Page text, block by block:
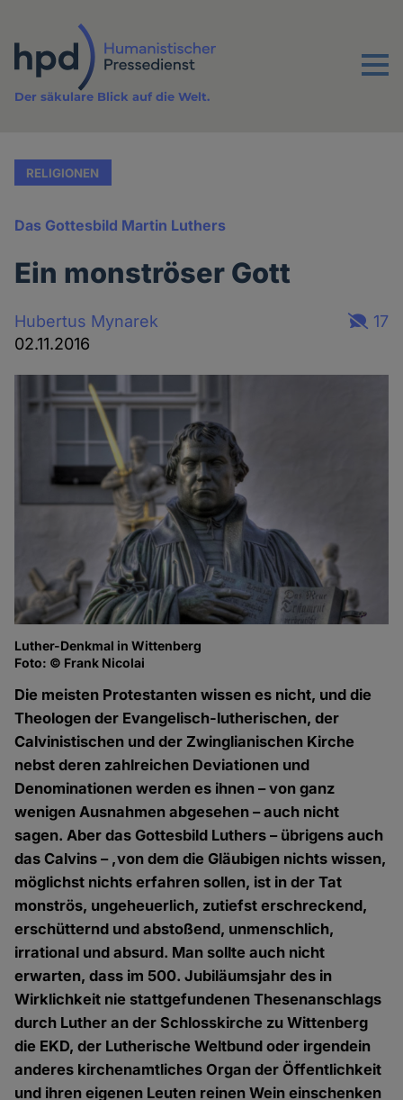
Inhalt
Menu
Der säkulare Blick auf die Welt.
RELIGIONEN
Das Gottesbild Martin Luthers
Ein monströser Gott
Hubertus Mynarek
02.11.2016
17
Luther-Denkmal in Wittenberg
Foto: © Frank Nicolai
Die meisten Protestanten wissen es nicht, und die
Theologen der Evangelisch-lutherischen, der
Calvinistischen und der Zwinglianischen Kirche
nebst deren zahlreichen Deviationen und
Denominationen werden es ihnen – von ganz
wenigen Ausnahmen abgesehen – auch nicht
sagen. Aber das Gottesbild Luthers – übrigens auch
das Calvins – ,von dem die Gläubigen nichts wissen,
möglichst nichts erfahren sollen, ist in der Tat
monströs, ungeheuerlich, zutiefst erschreckend,
erschütternd und abstoßend, unmenschlich,
irrational und absurd. Man sollte auch nicht
erwarten, dass im 500. Jubiläumsjahr des in
Wirklichkeit nie stattgefundenen Thesenanschlags
durch Luther an der Schlosskirche zu Wittenberg
die EKD, der Lutherische Weltbund oder irgendein
anderes kirchenamtliches Organ der Öffentlichkeit
und ihren eigenen Leuten reinen Wein einschenken